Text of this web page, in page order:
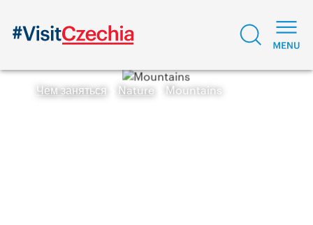
Чем заняться Nature Mountains